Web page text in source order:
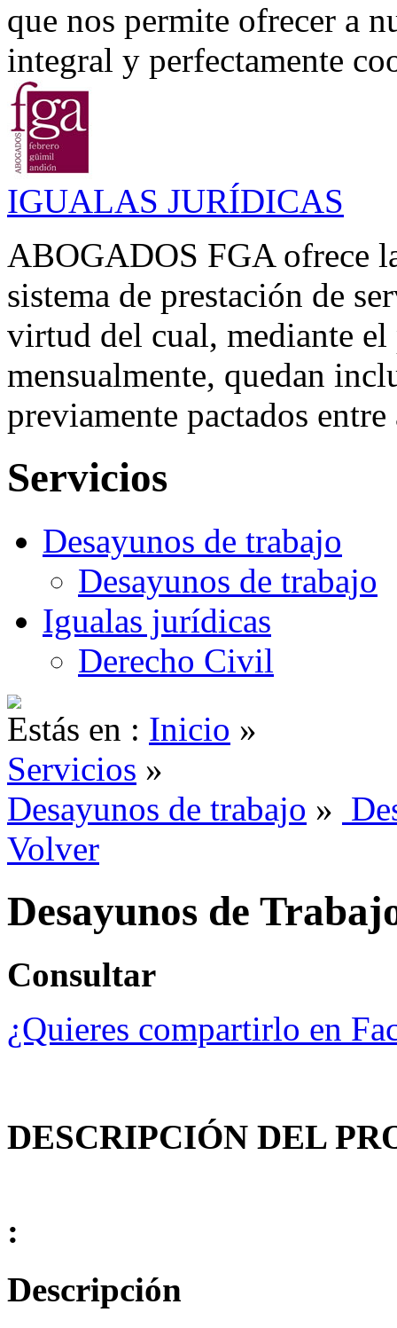
que nos permite ofrecer a
integral y perfectamente
IGUALAS JURÍDICAS
ABOGADOS FGA ofrece
sistema de prestación de
virtud del cual, mediante el
mensualmente, quedan
previamente pactados entre
Servicios
Desayunos de trabajo
Desayunos de trabajo
Igualas jurídicas
Derecho Civil
Estás en : Inicio »
Servicios »
Desayunos de trabajo »
Volver
Desayunos de
Consultar
¿Quieres compartirlo en
DESCRIPCIÓN DEL
:
Descripción